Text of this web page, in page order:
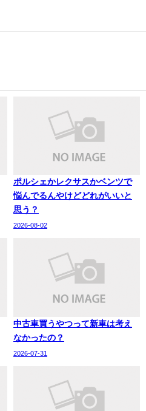
ポルシェかレクサスかベンツで
悩んでるんやけどどれがいいと
思う？
2026-08-02
中古車買うやつって新車は考え
なかったの？
2026-07-31